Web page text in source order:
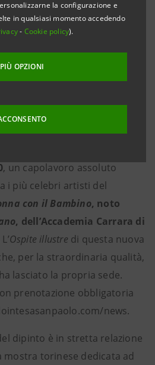
la configurazione e
in qualsiasi momento accedendo
- Cookie policy).
PIÙ OPZIONI
occasioni ha lasciato la
al 6 gennaio 2020 una nuova
– Al 36esimo piano del suo
, un capolavoro assoluto
i più celebri artisti del
con il Bambino, noto
, dell’Accademia Carrara di
Ospite illustre di questa nuova
per la straordinaria qualità,
lasciato la propria sede.
prenotazione obbligatoria
news.
dipinto è in stretta relazione
torinese dedicata ad